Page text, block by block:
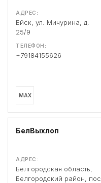
АДРЕС:
Ейск, ул. Мичурина, д.
25/9
ТЕЛЕФОН:
+79184155626
MAX
БелВыхлоп
АДРЕС:
Белгородская область,
Белгородский район, пос.